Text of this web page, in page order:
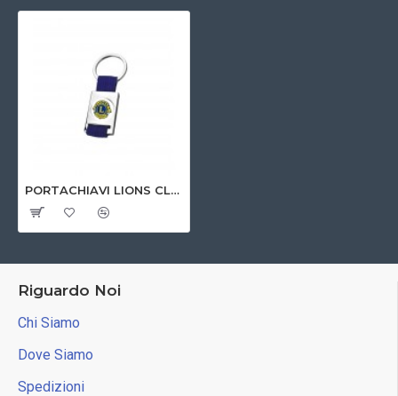
PORTACHIAVI LIONS CLUB INTERNATIONAL
Riguardo Noi
Chi Siamo
Dove Siamo
Spedizioni